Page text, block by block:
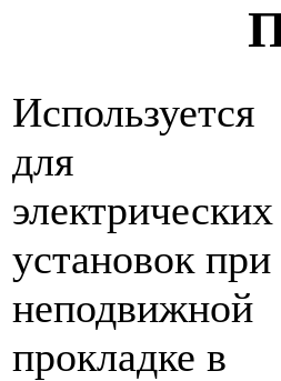
Используется
для
электрических
установок при
неподвижной
прокладке в